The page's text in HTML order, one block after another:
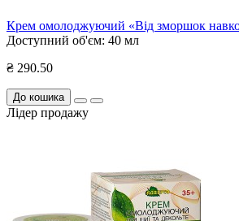
Крем омолоджуючий «Від зморшок
Доступний об'єм: 40 мл
₴ 290.50
До кошика
Лідер продажу